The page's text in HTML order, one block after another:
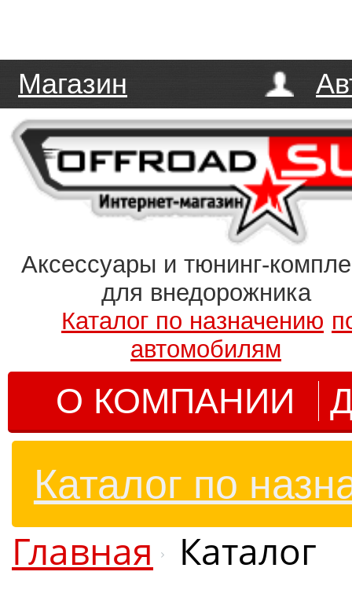
Магазин
Аксессуары и тюнинг-
для внедорожника
Каталог по назначению
автомобилям
О КОМПАНИИ
Каталог по
Главная Каталог